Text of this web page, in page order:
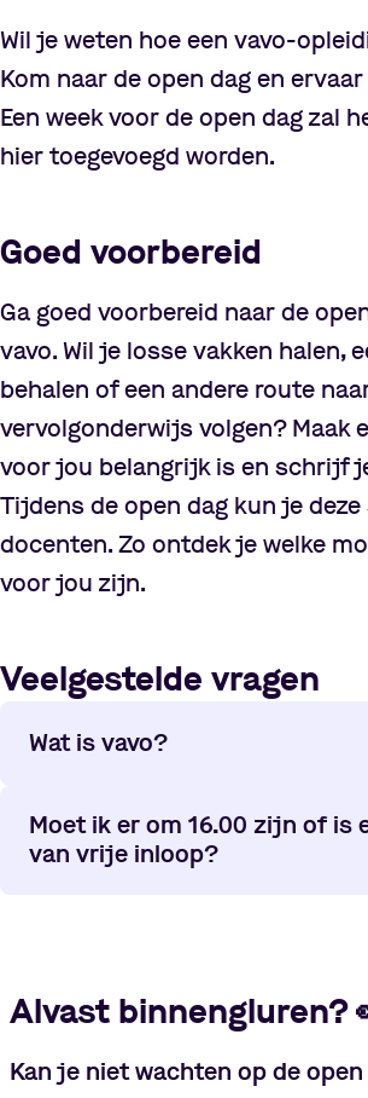
Wil je weten hoe een vavo-
Kom naar de open dag en
Een week voor de open dag zal
hier toegevoegd worden.
Goed voorbereid
Ga goed voorbereid naar de
vavo. Wil je losse vakken halen,
behalen of een andere route
vervolgonderwijs volgen? Maak
voor jou belangrijk is en schrijf
Tijdens de open dag kun je deze
docenten. Zo ontdek je welke
voor jou zijn.
Veelgestelde vragen
Wat is vavo?
Moet ik er om 16.00 zijn of is
van vrije inloop?
Alvast binnengluren?
Kan je niet wachten op de